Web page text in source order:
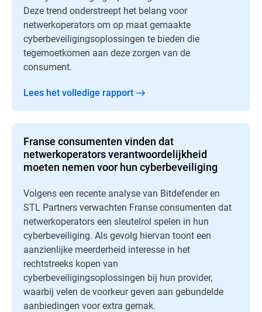
Deze trend onderstreept het belang voor
netwerkoperators om op maat gemaakte
cyberbeveiligingsoplossingen te bieden die
tegemoetkomen aan deze zorgen van de
consument.
Lees het volledige rapport
Franse consumenten vinden dat
netwerkoperators verantwoordelijkheid
moeten nemen voor hun cyberbeveiliging
Volgens een recente analyse van Bitdefender en
STL Partners verwachten Franse consumenten dat
netwerkoperators een sleutelrol spelen in hun
cyberbeveiliging. Als gevolg hiervan toont een
aanzienlijke meerderheid interesse in het
rechtstreeks kopen van
cyberbeveiligingsoplossingen bij hun provider,
waarbij velen de voorkeur geven aan gebundelde
aanbiedingen voor extra gemak.